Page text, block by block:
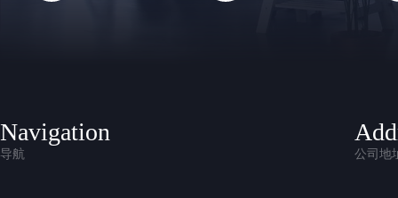
Navigation
导航 公司地